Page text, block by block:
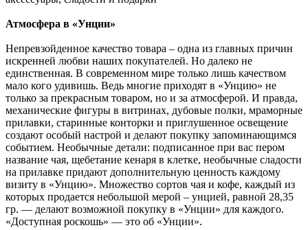
Атмосфера в «Унции»
Непревзойденное качество товара – одна из главных причин
искренней любви наших покупателей. Но далеко не
единственная. В современном мире только лишь качеством
мало кого удивишь. Ведь многие приходят в «Унцию» не
только за прекрасным товаром, но и за атмосферой. И правда,
механические фигуры в витринах, дубовые полки, мраморные
прилавки, старинные конторки и приглушенное освещение
создают особый настрой и делают покупку запоминающимся
событием. Необычные детали: подписанное при вас пером
название чая, щебетание кенаря в клетке, необычные сладости
на прилавке придают дополнительную ценность каждому
визиту в «Унцию». Множество сортов чая и кофе, каждый из
которых продается небольшой мерой – унцией, равной 28,35
гр. — делают возможной покупку в «Унции» для каждого.
«Доступная роскошь» — это об «Унции».